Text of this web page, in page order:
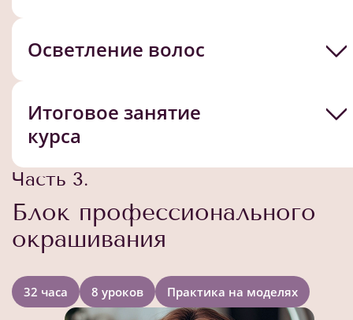
Осветление волос
Итоговое занятие
курса
Часть 3.
Блок профессионального
окрашивания
32 часа 8 уроков Практика на моделях